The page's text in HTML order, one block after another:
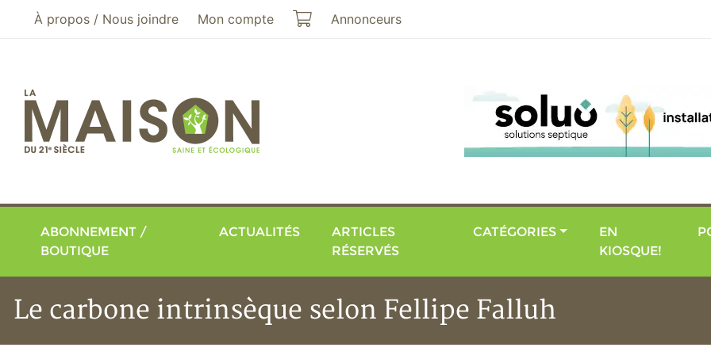
Aller au menu principal
Aller au contenu principal
À propos / Nous joindre Mon compte Mon panier
Annonceurs
ABONNEMENT /
BOUTIQUE
ACTUALITÉS
ARTICLES
RÉSERVÉS
CATÉGORIES
EN
KIOSQUE!
Le carbone intrinsèque selon Fellipe Falluh